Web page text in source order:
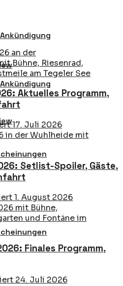
Aktuelles Programm,
17. Juli 2026
Setlist-Spoiler, Gäste,
1. August 2026
Finales Programm,
24. Juli 2026